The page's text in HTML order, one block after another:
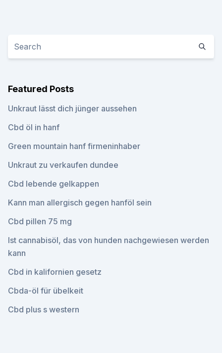
Featured Posts
Unkraut lässt dich jünger aussehen
Cbd öl in hanf
Green mountain hanf firmeninhaber
Unkraut zu verkaufen dundee
Cbd lebende gelkappen
Kann man allergisch gegen hanföl sein
Cbd pillen 75 mg
Ist cannabisöl, das von hunden nachgewiesen werden
kann
Cbd in kalifornien gesetz
Cbda-öl für übelkeit
Cbd plus s western